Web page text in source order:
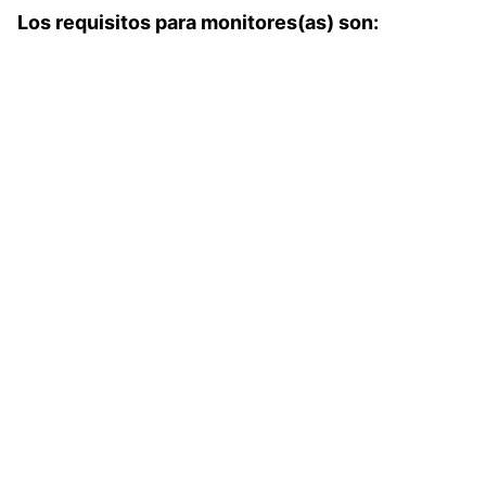
Los requisitos para monitores(as) son: